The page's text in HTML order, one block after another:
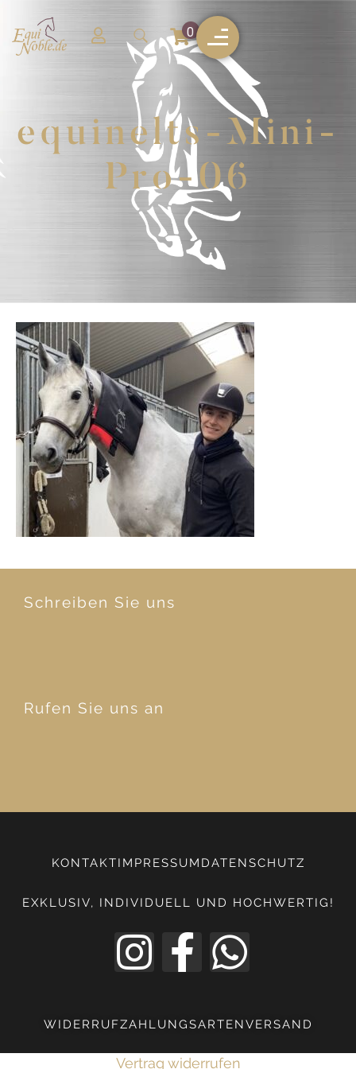
0
equinelts-Mini-
Pro-06
Schreiben Sie uns
Rufen Sie uns an
KONTAKT IMPRESSUM DATENSCHUTZ
EXKLUSIV, INDIVIDUELL UND HOCHWERTIG!
WIDERRUF ZAHLUNGSARTEN VERSAND
Vertrag widerrufen